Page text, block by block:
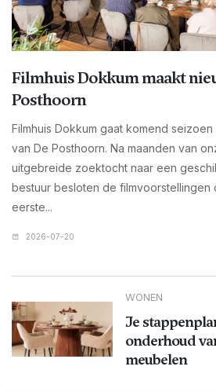
Filmhuis Dokkum maakt
Posthoorn
Filmhuis Dokkum gaat komend
van De Posthoorn. Na maanden van
uitgebreide zoektocht naar een
bestuur besloten de filmvoorstellingen
eerste...
2026-07-20
WONEN
Je
onderhoud
meubelen